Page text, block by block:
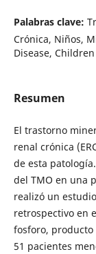
Palabras clave:
Crónica, Niños,
Disease, Children
Resumen
El trastorno
renal crónica
de esta
del TMO en una
realizó un
retrospectivo en
fosforo, producto
51 pacientes